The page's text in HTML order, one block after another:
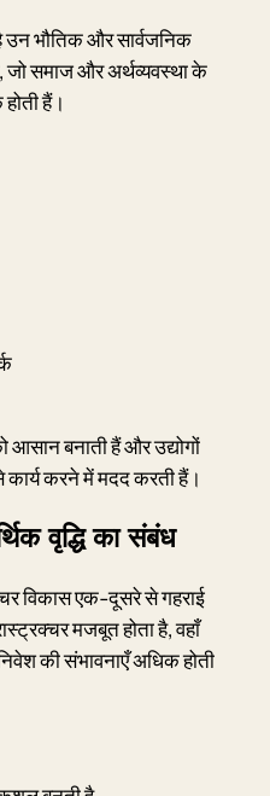
उन भौतिक और सार्वजनिक
जो समाज और अर्थव्यवस्था के
हैं।
आसान बनाती हैं और उद्योगों
कार्य करने में मदद करती हैं।
वृद्धि का संबंध
विकास एक-दूसरे से गहराई
मजबूत होता है, वहाँ
की संभावनाएँ अधिक होती